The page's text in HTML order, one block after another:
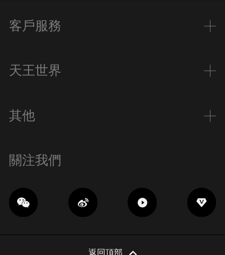
客戶服務
天王世界
其他
關注我們
返回頂部